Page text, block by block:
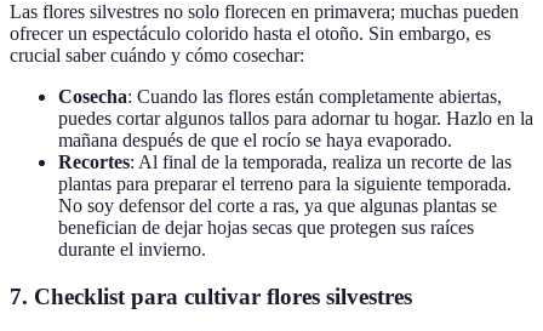
Las flores silvestres no solo florecen en primavera; muchas pueden
ofrecer un espectáculo colorido hasta el otoño. Sin embargo, es
crucial saber cuándo y cómo cosechar:
Cosecha: Cuando las flores están completamente abiertas,
puedes cortar algunos tallos para adornar tu hogar. Hazlo en la
mañana después de que el rocío se haya evaporado.
Recortes: Al final de la temporada, realiza un recorte de las
plantas para preparar el terreno para la siguiente temporada.
No soy defensor del corte a ras, ya que algunas plantas se
benefician de dejar hojas secas que protegen sus raíces
durante el invierno.
7. Checklist para cultivar flores silvestres